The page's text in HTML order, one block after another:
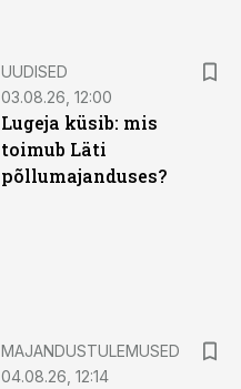
UUDISED
03.08.26, 12:00
Lugeja küsib: mis
toimub Läti
põllumajanduses?
MAJANDUSTULEMUSED
04.08.26, 12:14